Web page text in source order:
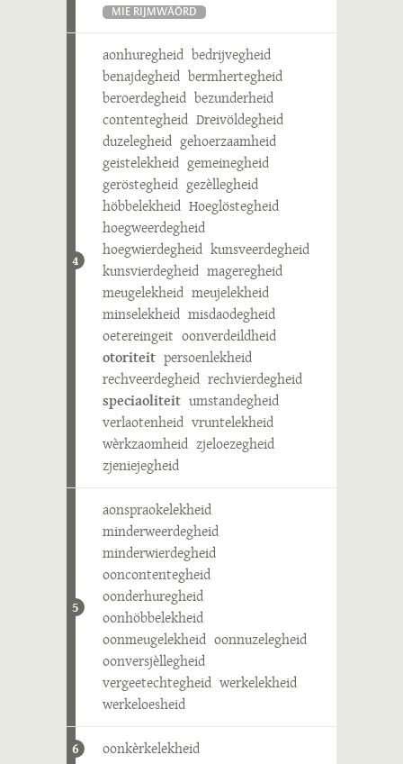
MIE RIJMWÄÖRD
4
aonhuregheid bedrijvegheid
benajdegheid bermhertegheid
beroerdegheid bezunderheid
contentegheid Dreivöldegheid
duzelegheid gehoerzaamheid
geistelekheid gemeinegheid
geröstegheid gezèllegheid
höbbelekheid Hoeglöstegheid
hoegweerdegheid
hoegwierdegheid kunsveerdegheid
kunsvierdegheid mageregheid
meugelekheid meujelekheid
minselekheid misdaodegheid
oetereingeit oonverdeildheid
otoriteit persoenlekheid
rechveerdegheid rechvierdegheid
speciaoliteit umstandegheid
verlaotenheid vruntelekheid
wèrkzaomheid zjeloezegheid
zjeniejegheid
5
aonspraokelekheid
minderweerdegheid
minderwierdegheid
ooncontentegheid
oonderhuregheid
oonhöbbelekheid
oonmeugelekheid oonnuzelegheid
oonversjèllegheid
vergeetechtegheid werkelekheid
werkeloesheid
6 oonkèrkelekheid